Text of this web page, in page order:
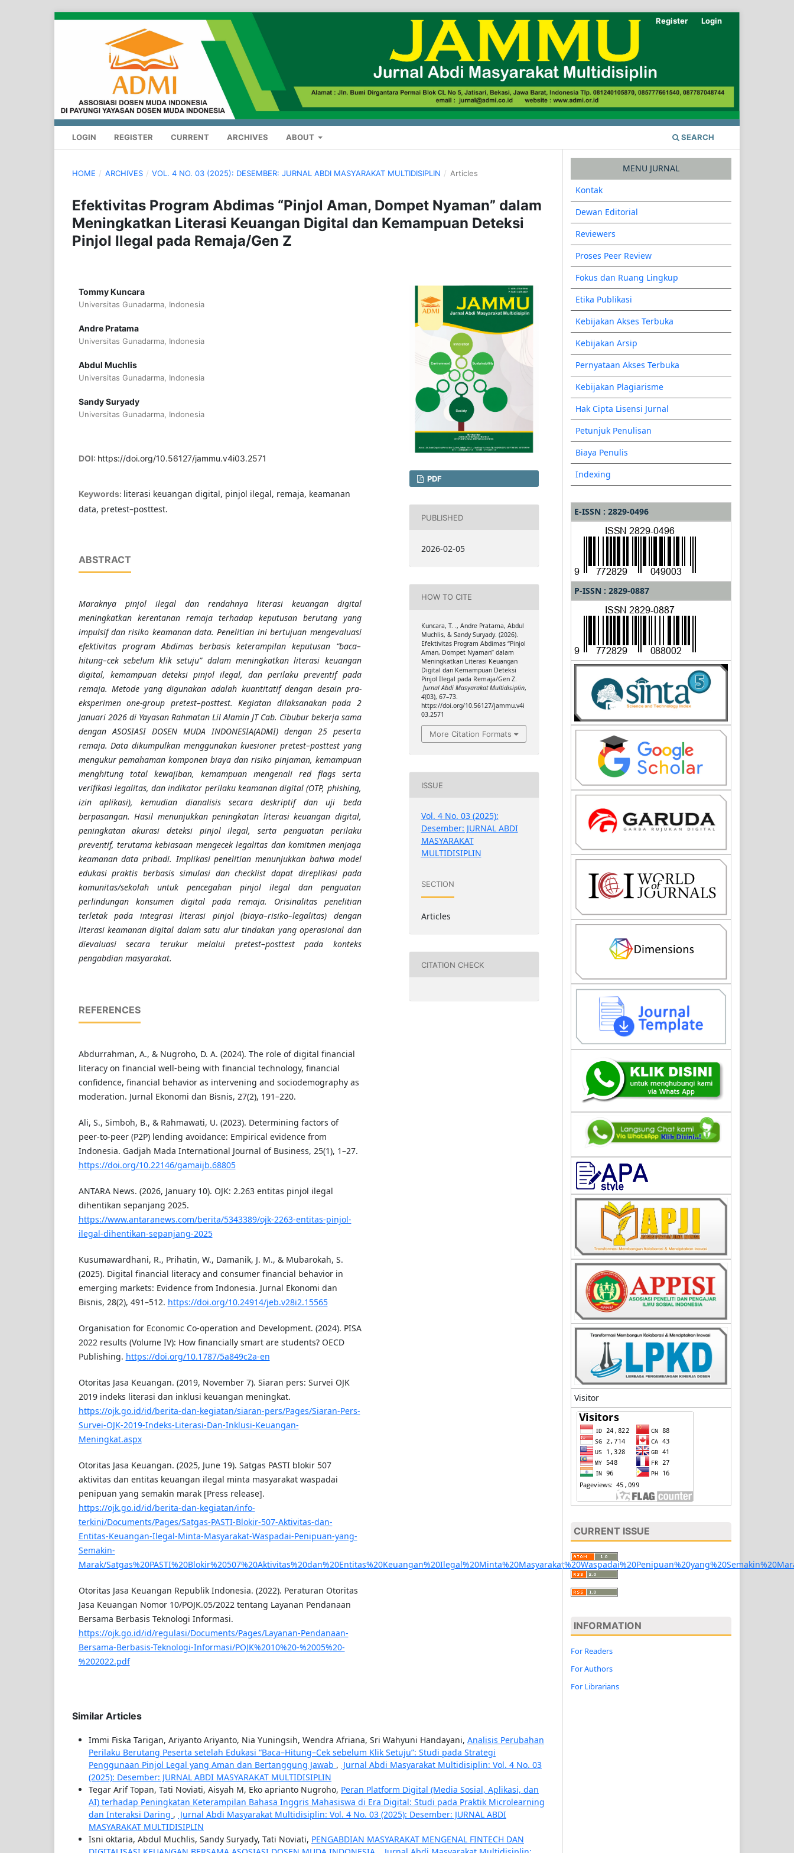
LOGIN REGISTER CURRENT ARCHIVES ABOUT SEARCH
Register Login
HOME / ARCHIVES / VOL. 4 NO. 03 (2025): DESEMBER: JURNAL ABDI MASYARAKAT MULTIDISIPLIN / Articles
Efektivitas Program Abdimas “Pinjol Aman, Dompet Nyaman” dalam
Meningkatkan Literasi Keuangan Digital dan Kemampuan Deteksi
Pinjol Ilegal pada Remaja/Gen Z
Tommy Kuncara
Universitas Gunadarma, Indonesia
Andre Pratama
Universitas Gunadarma, Indonesia
Abdul Muchlis
Universitas Gunadarma, Indonesia
Sandy Suryady
Universitas Gunadarma, Indonesia
DOI: https://doi.org/10.56127/jammu.v4i03.2571
Keywords: literasi keuangan digital, pinjol ilegal, remaja, keamanan
data, pretest–posttest.
ABSTRACT
Maraknya pinjol ilegal dan rendahnya literasi keuangan digital
meningkatkan kerentanan remaja terhadap keputusan berutang yang
impulsif dan risiko keamanan data. Penelitian ini bertujuan mengevaluasi
efektivitas program Abdimas berbasis keterampilan keputusan “baca–
hitung–cek sebelum klik setuju” dalam meningkatkan literasi keuangan
digital, kemampuan deteksi pinjol ilegal, dan perilaku preventif pada
remaja. Metode yang digunakan adalah kuantitatif dengan desain pra-
eksperimen one-group pretest–posttest. Kegiatan dilaksanakan pada 2
Januari 2026 di Yayasan Rahmatan Lil Alamin JT Cab. Cibubur bekerja sama
dengan ASOSIASI DOSEN MUDA INDONESIA(ADMI) dengan 25 peserta
remaja. Data dikumpulkan menggunakan kuesioner pretest–posttest yang
mengukur pemahaman komponen biaya dan risiko pinjaman, kemampuan
menghitung total kewajiban, kemampuan mengenali red flags serta
verifikasi legalitas, dan indikator perilaku keamanan digital (OTP, phishing,
izin aplikasi), kemudian dianalisis secara deskriptif dan uji beda
berpasangan. Hasil menunjukkan peningkatan literasi keuangan digital,
peningkatan akurasi deteksi pinjol ilegal, serta penguatan perilaku
preventif, terutama kebiasaan mengecek legalitas dan komitmen menjaga
keamanan data pribadi. Implikasi penelitian menunjukkan bahwa model
edukasi praktis berbasis simulasi dan checklist dapat direplikasi pada
komunitas/sekolah untuk pencegahan pinjol ilegal dan penguatan
perlindungan konsumen digital pada remaja. Orisinalitas penelitian
terletak pada integrasi literasi pinjol (biaya–risiko–legalitas) dengan
literasi keamanan digital dalam satu alur tindakan yang operasional dan
dievaluasi secara terukur melalui pretest–posttest pada konteks
pengabdian masyarakat.
REFERENCES
Abdurrahman, A., & Nugroho, D. A. (2024). The role of digital financial
literacy on financial well-being with financial technology, financial
confidence, financial behavior as intervening and sociodemography as
moderation. Jurnal Ekonomi dan Bisnis, 27(2), 191–220.
Ali, S., Simboh, B., & Rahmawati, U. (2023). Determining factors of
peer-to-peer (P2P) lending avoidance: Empirical evidence from
Indonesia. Gadjah Mada International Journal of Business, 25(1), 1–27.
https://doi.org/10.22146/gamaijb.68805
ANTARA News. (2026, January 10). OJK: 2.263 entitas pinjol ilegal
dihentikan sepanjang 2025.
https://www.antaranews.com/berita/5343389/ojk-2263-entitas-pinjol-
ilegal-dihentikan-sepanjang-2025
Kusumawardhani, R., Prihatin, W., Damanik, J. M., & Mubarokah, S.
(2025). Digital financial literacy and consumer financial behavior in
emerging markets: Evidence from Indonesia. Jurnal Ekonomi dan
Bisnis, 28(2), 491–512. https://doi.org/10.24914/jeb.v28i2.15565
Organisation for Economic Co-operation and Development. (2024). PISA
2022 results (Volume IV): How financially smart are students? OECD
Publishing. https://doi.org/10.1787/5a849c2a-en
Otoritas Jasa Keuangan. (2019, November 7). Siaran pers: Survei OJK
2019 indeks literasi dan inklusi keuangan meningkat.
https://ojk.go.id/id/berita-dan-kegiatan/siaran-pers/Pages/Siaran-Pers-
Survei-OJK-2019-Indeks-Literasi-Dan-Inklusi-Keuangan-
Meningkat.aspx
Otoritas Jasa Keuangan. (2025, June 19). Satgas PASTI blokir 507
aktivitas dan entitas keuangan ilegal minta masyarakat waspadai
penipuan yang semakin marak [Press release].
https://ojk.go.id/id/berita-dan-kegiatan/info-
terkini/Documents/Pages/Satgas-PASTI-Blokir-507-Aktivitas-dan-
Entitas-Keuangan-Ilegal-Minta-Masyarakat-Waspadai-Penipuan-yang-
Semakin-
Marak/
Otoritas Jasa Keuangan Republik Indonesia. (2022). Peraturan Otoritas
Jasa Keuangan Nomor 10/POJK.05/2022 tentang Layanan Pendanaan
Bersama Berbasis Teknologi Informasi.
https://ojk.go.id/id/regulasi/Documents/Pages/Layanan-Pendanaan-
Bersama-Berbasis-Teknologi-Informasi/POJK%2010%20-%2005%20-
%202022.pdf
PDF
PUBLISHED
2026-02-05
HOW TO CITE
Kuncara, T. ., Andre Pratama, Abdul
Muchlis, & Sandy Suryady. (2026).
Efektivitas Program Abdimas “Pinjol
Aman, Dompet Nyaman” dalam
Meningkatkan Literasi Keuangan
Digital dan Kemampuan Deteksi
Pinjol Ilegal pada Remaja/Gen Z.
Jurnal Abdi Masyarakat Multidisiplin,
4(03), 67–73.
https://doi.org/10.56127/jammu.v4i
03.2571
More Citation Formats
ISSUE
Vol. 4 No. 03 (2025):
Desember: JURNAL ABDI
MASYARAKAT
MULTIDISIPLIN
SECTION
Articles
CITATION CHECK
Similar Articles
Immi Fiska Tarigan, Ariyanto Ariyanto, Nia Yuningsih, Wendra Afriana, Sri Wahyuni Handayani, Analisis Perubahan
Perilaku Berutang Peserta setelah Edukasi “Baca–Hitung–Cek sebelum Klik Setuju”: Studi pada Strategi
Penggunaan Pinjol Legal yang Aman dan Bertanggung Jawab , Jurnal Abdi Masyarakat Multidisiplin: Vol. 4 No. 03
(2025): Desember: JURNAL ABDI MASYARAKAT MULTIDISIPLIN
Tegar Arif Topan, Tati Noviati, Aisyah M, Eko aprianto Nugroho, Peran Platform Digital (Media Sosial, Aplikasi, dan
AI) terhadap Peningkatan Keterampilan Bahasa Inggris Mahasiswa di Era Digital: Studi pada Praktik Microlearning
dan Interaksi Daring , Jurnal Abdi Masyarakat Multidisiplin: Vol. 4 No. 03 (2025): Desember: JURNAL ABDI
MASYARAKAT MULTIDISIPLIN
Isni oktaria, Abdul Muchlis, Sandy Suryady, Tati Noviati, PENGABDIAN MASYARAKAT MENGENAL FINTECH DAN
MENU JURNAL
Kontak
Dewan Editorial
Reviewers
Proses Peer Review
Fokus dan Ruang Lingkup
Etika Publikasi
Kebijakan Akses Terbuka
Kebijakan Arsip
Pernyataan Akses Terbuka
Kebijakan Plagiarisme
Hak Cipta Lisensi Jurnal
Petunjuk Penulisan
Biaya Penulis
Indexing
E-ISSN : 2829-0496
P-ISSN : 2829-0887
Visitor
CURRENT ISSUE
INFORMATION
For Readers
For Authors
For Librarians